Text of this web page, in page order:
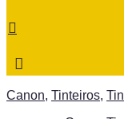
Canon, Tinteiros,